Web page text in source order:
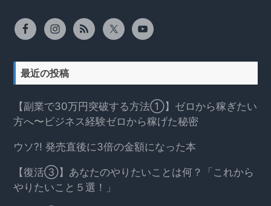
最近の投稿
【副業で30万円突破する方法①】ゼロから稼ぎたい
方へ〜ビジネス経験ゼロから稼げた秘密
ウソ?! 発売直後に3倍の金額になった本
【復活③】あなたのやりたいことは何？「これから
やりたいこと５選！」